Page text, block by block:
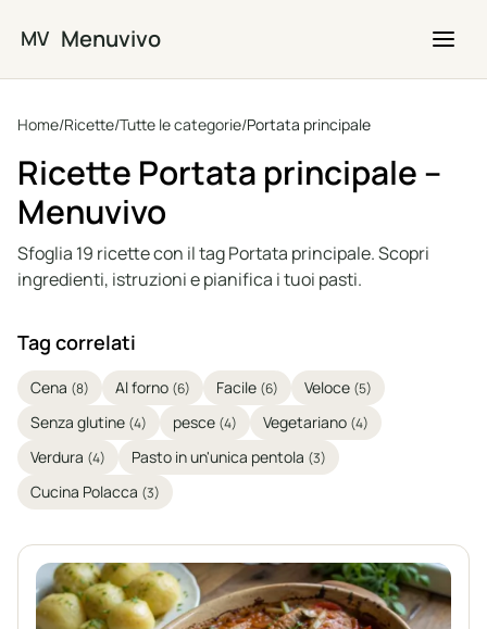
MV Menuvivo
Home/Ricette/Tutte le categorie/Portata principale
Ricette Portata principale –
Menuvivo
Sfoglia 19 ricette con il tag Portata principale. Scopri
ingredienti, istruzioni e pianifica i tuoi pasti.
Tag correlati
Cena (8) Al forno (6) Facile (6) Veloce (5)
Senza glutine (4) pesce (4) Vegetariano (4)
Verdura (4) Pasto in un'unica pentola (3)
Cucina Polacca (3)